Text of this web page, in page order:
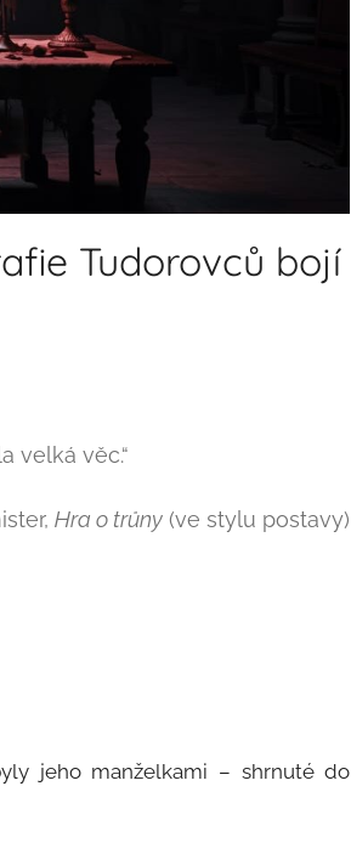
Tudorovců bojí
velká věc.“
Hra o trůny (ve stylu postavy)
jeho manželkami – shrnuté do